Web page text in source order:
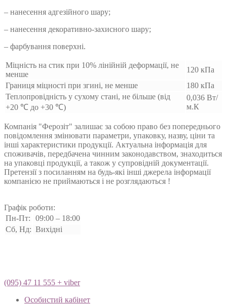
– нанесення адгезійного шару;
– нанесення декоративно-захисного шару;
– фарбування поверхні.
Міцність на стик при 10% лінійній деформації, не
менше
120 кПа
Границя міцності при згині, не менше
180 кПа
Теплопровідність у сухому стані, не більше (від
+20 ℃ до +30 ℃)
0,036 Вт/
м.К
Компанія "Ферозіт" залишає за собою право без попереднього
повідомлення змінювати параметри, упаковку, назву, ціни та
інші характеристики продукції. Актуальна інформація для
споживачів, передбачена чинним законодавством, знаходиться
на упаковці продукції, а також у супровідній документації.
Претензії з посиланням на будь-які інші джерела інформації
компанією не приймаються і не розглядаються !
Графік роботи:
Пн-Пт:
09:00 – 18:00
Сб, Нд: Вихідні
(095) 47 11 555 + viber
Особистий кабінет